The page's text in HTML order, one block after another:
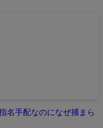
名手配なのになぜ捕まら